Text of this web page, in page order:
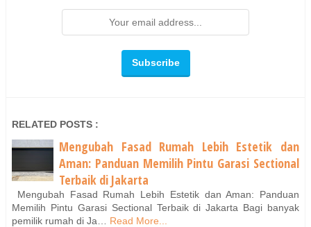
RELATED POSTS :
Mengubah Fasad Rumah Lebih Estetik dan
Aman: Panduan Memilih Pintu Garasi Sectional
Terbaik di Jakarta
Mengubah Fasad Rumah Lebih Estetik dan Aman: Panduan
Memilih Pintu Garasi Sectional Terbaik di Jakarta Bagi banyak
pemilik rumah di Ja…
Read More...